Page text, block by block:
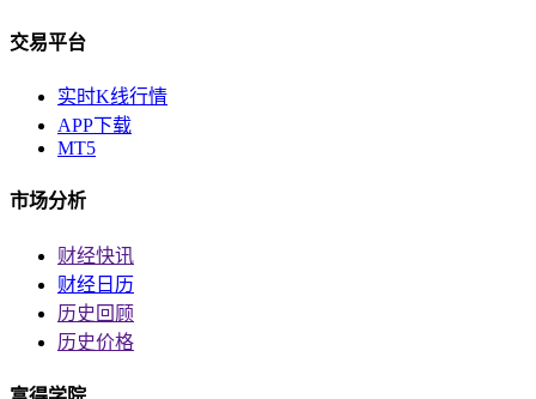
交易平台
实时K线行情
APP下载
MT5
市场分析
财经快讯
财经日历
历史回顾
历史价格